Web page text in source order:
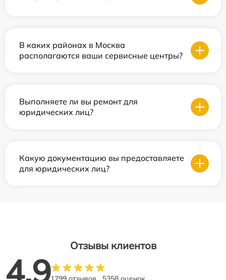
В каких районах в Москва
располагаются ваши сервисные центры?
Выполняете ли вы ремонт для
юридических лиц?
Какую документацию вы предоставляете
для юридических лиц?
Отзывы клиентов
4.9